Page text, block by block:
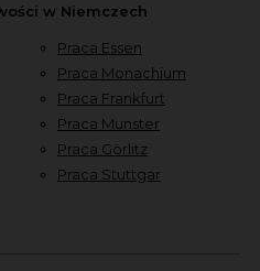
w Niemczech
Praca Essen
Praca Monachium
Praca Frankfurt
Praca Munster
Praca Görlitz
Praca Stuttgar